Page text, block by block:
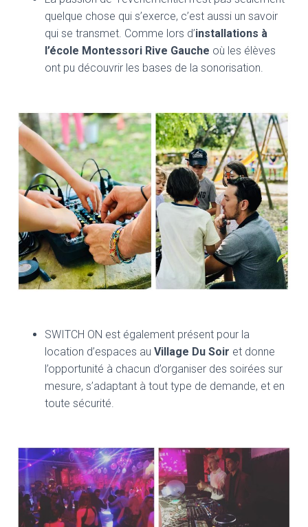
quelque chose qui s’exerce, c’est aussi un savoir
qui se transmet. Comme lors d’installations à
l’école Montessori Rive Gauche où les élèves
ont pu découvrir les bases de la sonorisation.
SWITCH ON est également présent pour la
location d’espaces au Village Du Soir et donne
l’opportunité à chacun d’organiser des soirées sur
mesure, s’adaptant à tout type de demande, et en
toute sécurité.